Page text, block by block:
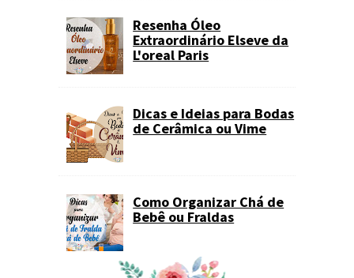
Resenha Óleo
Extraordinário Elseve da
L'oreal Paris
Dicas e Ideias para Bodas
de Cerâmica ou Vime
Como Organizar Chá de
Bebê ou Fraldas